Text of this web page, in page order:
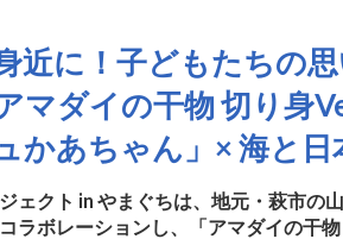
近に！子どもたちの
マダイの干物 切り身
かあちゃん」× 海と日
ェクト in やまぐちは、地元・萩市の
ラボレーションし、「アマダイの干